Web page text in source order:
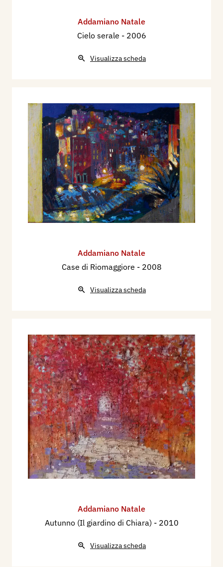
Addamiano Natale
Cielo serale - 2006
Visualizza scheda
Addamiano Natale
Case di Riomaggiore - 2008
Visualizza scheda
Addamiano Natale
Autunno (Il giardino di Chiara) - 2010
Visualizza scheda